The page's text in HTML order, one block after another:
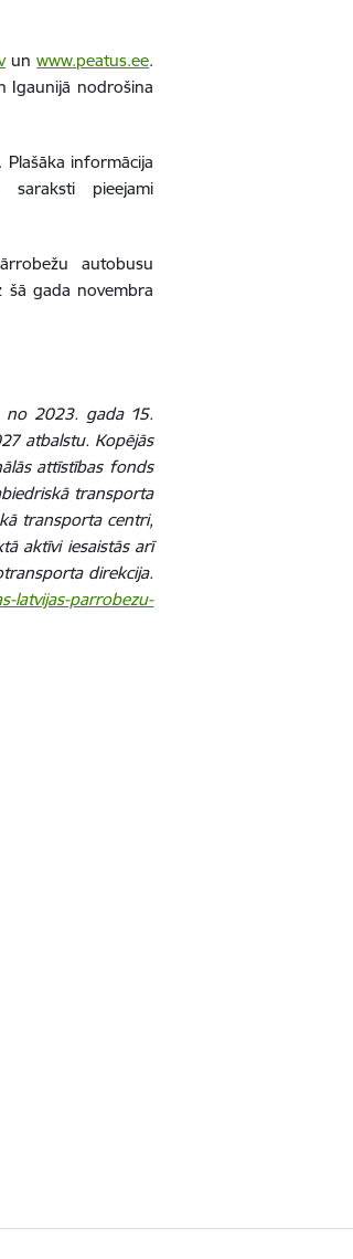
unwww.peatus.ee.
Igaunijā nodrošina
informācija
saraksti pieejami
autobusu
šā gada novembra
no 2023. gada 15.
atbalstu. Kopējās
attīstības fonds
transporta
transporta centri,
aktīvi iesaistās arī
direkcija.
latvijas-parrobezu-